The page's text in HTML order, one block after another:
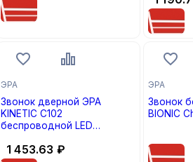
ЭРА
Звонок дверной ЭРА
KINETIC C102
беспроводной LED
38 мелодий
1 453.63 ₽
ЭРА
Звонок
BIONIC